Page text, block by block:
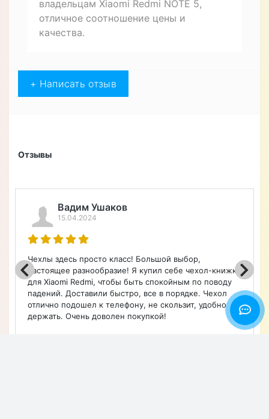
владельцам Xiaomi Redmi NOTE 5,
отличное соотношение цены и
качества.
+ Написать отзыв
Отзывы
Анна Плетнева
15.04.2024
Приобрела классный чехол на свой айфон 13 модели.
Очень красивый и практичный. Магазин мне очень
понравился, широкий ассортимент и адекватные
цены. Доставка быстрая. Рекомендую.